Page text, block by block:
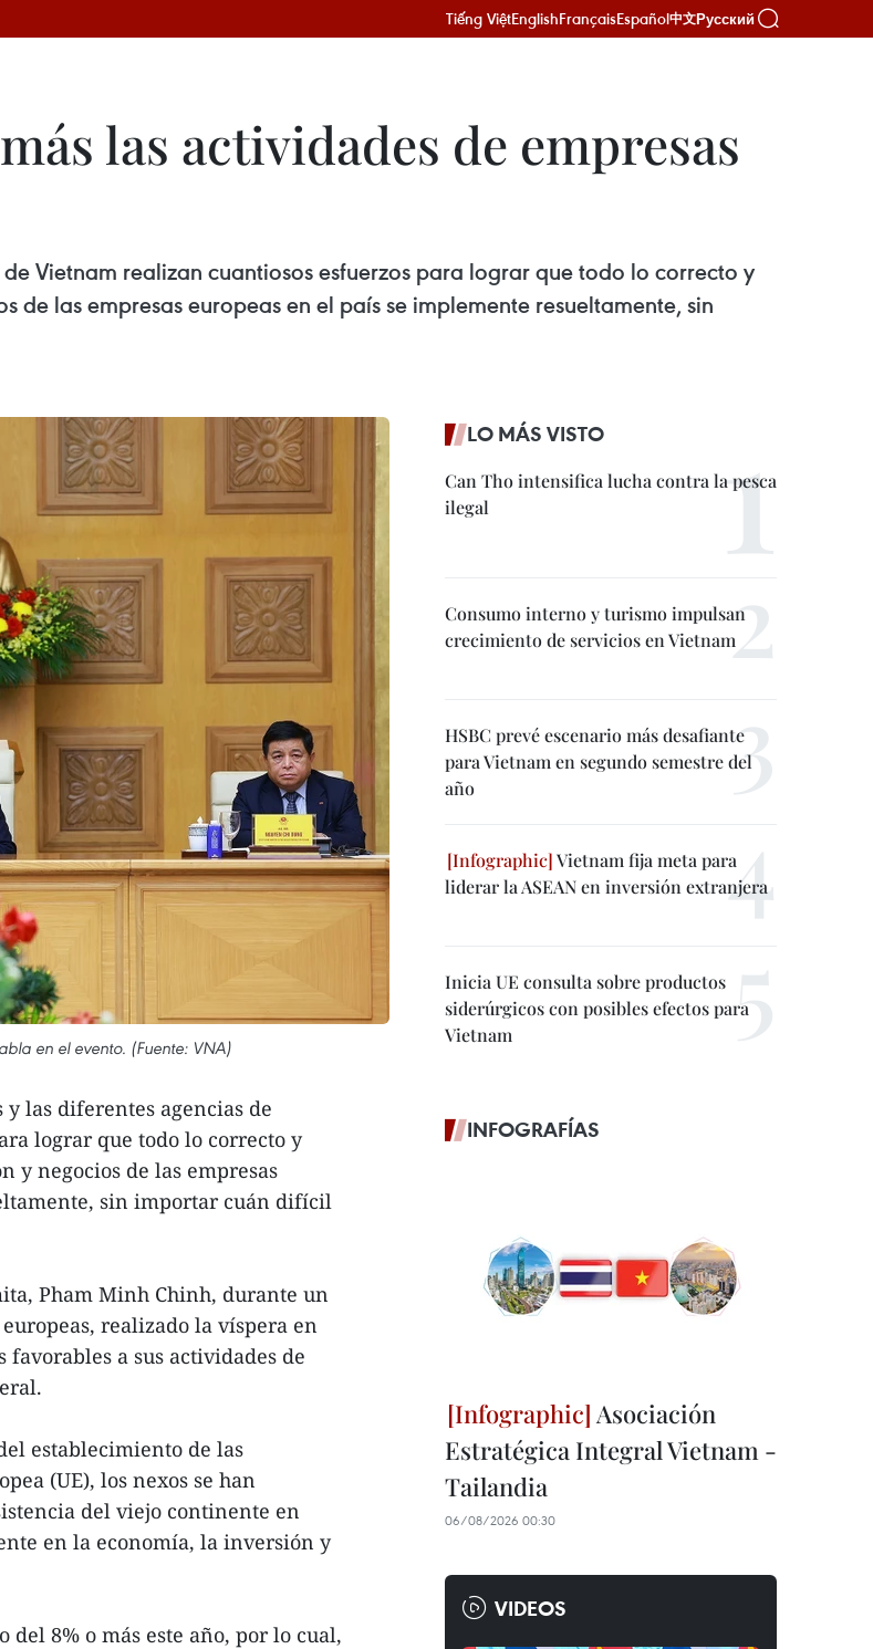
Tiếng ViệtEnglishFrançaisEspañol中文Русский
las actividades de empresas
Vietnam realizan cuantiosos esfuerzos para lograr que todo lo correcto y
las empresas europeas en el país se implemente resueltamente, sin
en el evento. (Fuente: VNA)
las diferentes agencias de
lograr que todo lo correcto y
y negocios de las empresas
sin importar cuán difícil
Pham Minh Chinh, durante un
realizado la víspera en
a sus actividades de
establecimiento de las
(UE), los nexos se han
del viejo continente en
en la economía, la inversión y
8% o más este año, por lo cual,
LO MÁS VISTO
Can Tho intensifica lucha contra la pesca
ilegal
Consumo interno y turismo impulsan
crecimiento de servicios en Vietnam
HSBC prevé escenario más desafiante
para Vietnam en segundo semestre del
año
Vietnam fija meta para
liderar la ASEAN en inversión extranjera
Inicia UE consulta sobre productos
siderúrgicos con posibles efectos para
Vietnam
INFOGRAFÍAS
Asociación
Estratégica Integral Vietnam -
Tailandia
06/08/2026 00:30
VIDEOS